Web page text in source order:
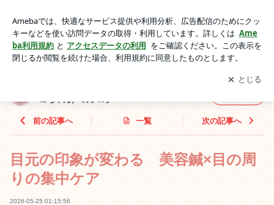
内 河南町 ココ鍼灸院 西口陽子（ココちゃん） のブログ
アプリをダウンロードして ブログの更新通知
を受け取りまし
ょう。
開く
コちゃん） のブログ
前の記事へ 一覧 次の記事へ
目元の印象が変わる 美容鍼×目の周
りの集中ケア
2026-05-25 01:15:56